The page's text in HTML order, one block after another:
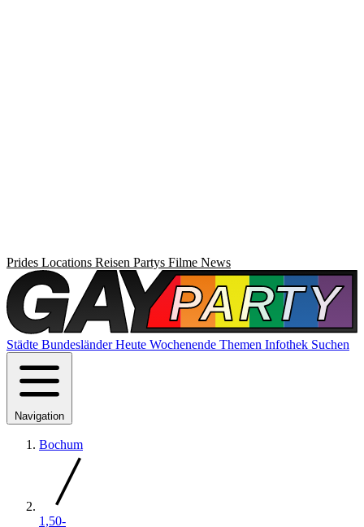
Prides Locations Reisen Partys Filme News
Städte BundesländerHeute Wochenende Themen Infothek Suchen
Navigation
Bochum
1,50-